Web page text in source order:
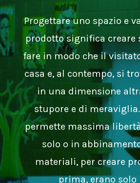
Progettare uno spazio e
prodotto significa creare
fare in modo che il
casa e, al contempo, si
in una dimensione
stupore e di
permette massima
solo o in
materiali, per creare
prima, erano solo